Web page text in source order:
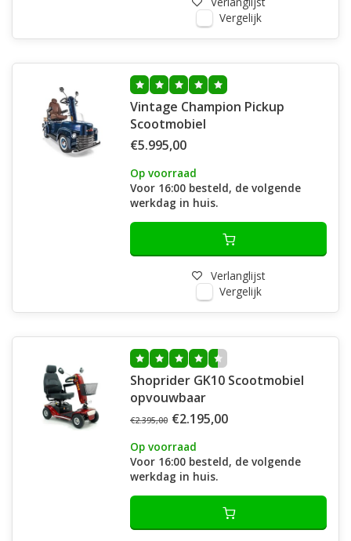
Vergelijk
Vintage Champion Pickup
Scootmobiel
€5.995,00
Op voorraad
Voor 16:00 besteld, de volgende
werkdag in huis.
Verlanglijst
Vergelijk
Shoprider GK10 Scootmobiel
opvouwbaar
€2.395,00 €2.195,00
Op voorraad
Voor 16:00 besteld, de volgende
werkdag in huis.